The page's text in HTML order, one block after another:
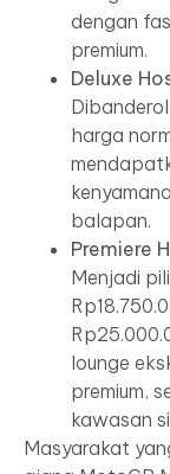
dengan
premium.
Deluxe
harga
balapan.
Premiere
Menjadi
lounge
premium,
kawasan
Masyarakat